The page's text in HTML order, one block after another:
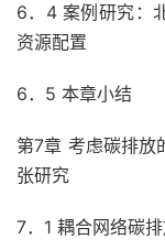
6．4 案例研究：
资源配置
6．5 本章小结
第7章 考虑碳排放
张研究
7．1 耦合网络碳